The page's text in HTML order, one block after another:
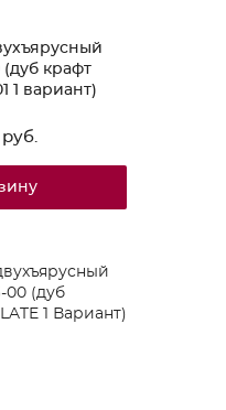
(дуб крафт
1 вариант)
руб.